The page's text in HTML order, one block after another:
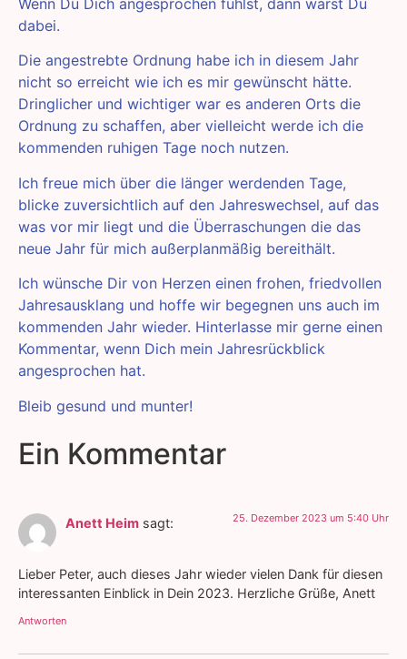
dabei.
Die angestrebte Ordnung habe ich in diesem Jahr
nicht so erreicht wie ich es mir gewünscht hätte.
Dringlicher und wichtiger war es anderen Orts die
Ordnung zu schaffen, aber vielleicht werde ich die
kommenden ruhigen Tage noch nutzen.
Ich freue mich über die länger werdenden Tage,
blicke zuversichtlich auf den Jahreswechsel, auf das
was vor mir liegt und die Überraschungen die das
neue Jahr für mich außerplanmäßig bereithält.
Ich wünsche Dir von Herzen einen frohen, friedvollen
Jahresausklang und hoffe wir begegnen uns auch im
kommenden Jahr wieder. Hinterlasse mir gerne einen
Kommentar, wenn Dich mein Jahresrückblick
angesprochen hat.
Bleib gesund und munter!
Ein Kommentar
Anett Heim sagt: 25. Dezember 2023 um 5:40 Uhr
Lieber Peter, auch dieses Jahr wieder vielen Dank für diesen
interessanten Einblick in Dein 2023. Herzliche Grüße, Anett
Antworten